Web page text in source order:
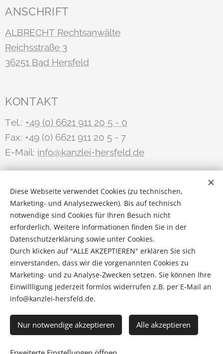
ANSCHRIFT
ALBRECHT Rechtsanwälte
Reichsstraße 3
36251 Bad Hersfeld
KONTAKT
Tel.: +49 (0) 6621 911 20 5 - 0
Fax: +49 (0) 6621 911 20 5 - 7
E-Mail: info@kanzlei-hersfeld.de
STAY IN TOUCH
Anwalt.de
Instagram
Impressum|Datenschutzhinweise|Cookies
Rechtliche Hinweise
Diese Webseite verwendet Cookies (zu technischen,
Marketing- und Analysezwecken). Bis auf technisch
notwendige sind Cookies für Ihren Besuch nicht
erforderlich. Weitere Informationen finden Sie in der
Datenschutzerklärung sowie unter Cookies.
Durch klicken auf "ALLE AKZEPTIEREN" erklären Sie sich
einverstanden, dass wir die vorgenannten Cookies zu
Marketing- und zu Analyse-Zwecken setzen. Sie können Ihre
Einwillligung jederzeit formlos widerrufen z.B. per E-Mail an
info@kanzlei-hersfeld.de.
Nur notwendige akzeptieren Alle akzeptieren